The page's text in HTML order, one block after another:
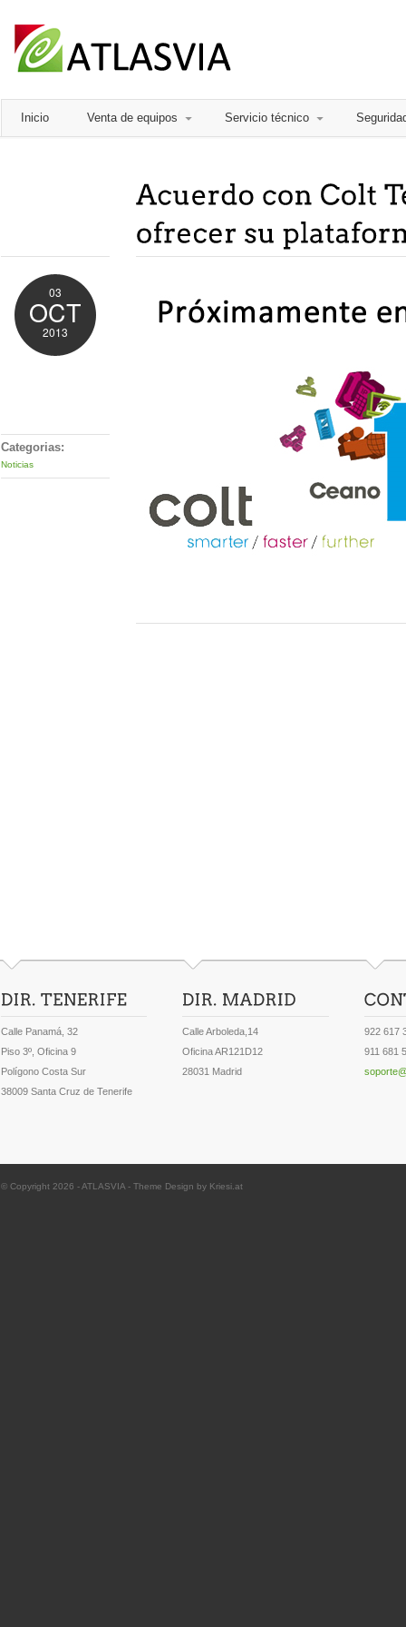
Inicio Venta de equipos Servicio técnico
03
OCT
2013
Categorias:
Noticias
Calle Panamá, 32
Piso 3º, Oficina 9
Polígono Costa Sur
38009 Santa Cruz de Tenerife
Calle Arboleda,14
Oficina AR121D12
28031 Madrid
922 617
911 681
© Copyright 2026 -ATLASVIA - Theme Design by Kriesi.at